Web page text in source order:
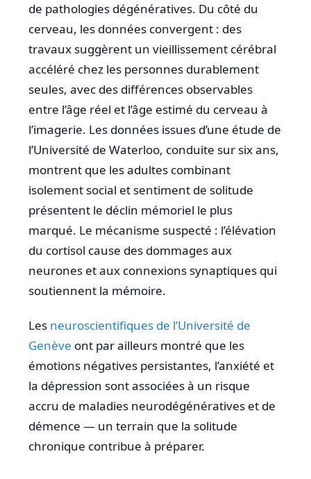
de pathologies dégénératives. Du côté du
cerveau, les données convergent : des
travaux suggèrent un vieillissement cérébral
accéléré chez les personnes durablement
seules, avec des différences observables
entre l’âge réel et l’âge estimé du cerveau à
l’imagerie. Les données issues d’une étude de
l’Université de Waterloo, conduite sur six ans,
montrent que les adultes combinant
isolement social et sentiment de solitude
présentent le déclin mémoriel le plus
marqué. Le mécanisme suspecté : l’élévation
du cortisol cause des dommages aux
neurones et aux connexions synaptiques qui
soutiennent la mémoire.
Les neuroscientifiques de l’Université de
Genève ont par ailleurs montré que les
émotions négatives persistantes, l’anxiété et
la dépression sont associées à un risque
accru de maladies neurodégénératives et de
démence — un terrain que la solitude
chronique contribue à préparer.